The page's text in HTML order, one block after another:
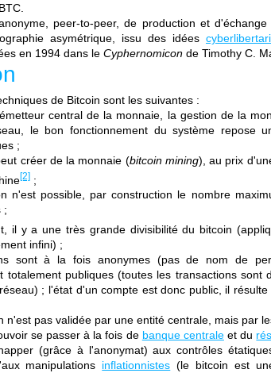
peer-to-peer, de production et
asymétrique, issu des idées
en 1994 dans le Cyphernomicon de Timothy C.
de Bitcoin sont les suivantes :
central de la monnaie, la gestion de la
le bon fonctionnement du système repose
;
créer de la monnaie (bitcoin mining), au prix
[2] ;
n'est possible, par construction le nombre
;
il y a une très grande divisibilité du bitcoin
infini) ;
sont à la fois anonymes (pas de nom de
totalement publiques (toutes les transactions sont
; l'état d'un compte est donc public, il
n'est pas validée par une entité centrale, mais par
se passer à la fois de banque centraleet du
(grâce à l'anonymat) aux contrôles
manipulations inflationnistes (le bitcoin est